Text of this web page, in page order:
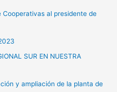
Cooperativas al presidente de
SUR EN NUESTRA
y ampliación de la planta de